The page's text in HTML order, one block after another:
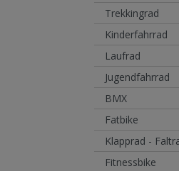
Trekkingrad
Kinderfahrrad
Laufrad
Jugendfahrrad
BMX
Fatbike
Klapprad -
Fitnessbike